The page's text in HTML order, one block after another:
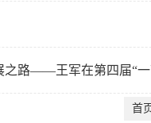
之路——王军在第四届“
首